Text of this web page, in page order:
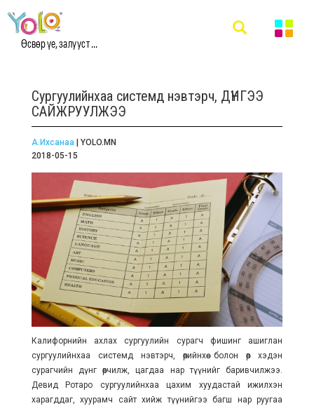
Өсвөр үе, залууст ...
Сургуулийнхаа системд нэвтэрч, ДҮНГЭЭ
САЙЖРУУЛЖЭЭ
А.Ихсанаа| YOLO.MN
2018-05-15
Калифорнийн ахлах сургуулийн сурагч фишинг ашиглан
сургуулийнхаа системд нэвтэрч, өөрийнхөө болон өөр хэдэн
сурагчийн дүнг өөрчилж, цагдаа нар түүнийг баривчилжээ.
Девид Ротаро сургуулийнхаа цахим хуудастай ижилхэн
харагддаг, хуурамч сайт хийж түүнийгээ багш нар руугаа